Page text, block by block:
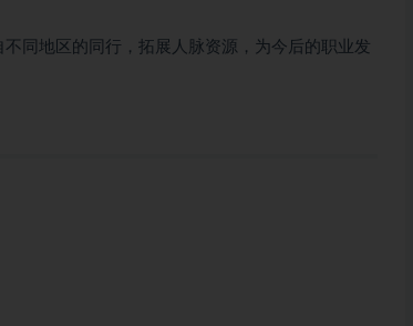
同地区的同行，拓展人脉资源，为今后的职业发